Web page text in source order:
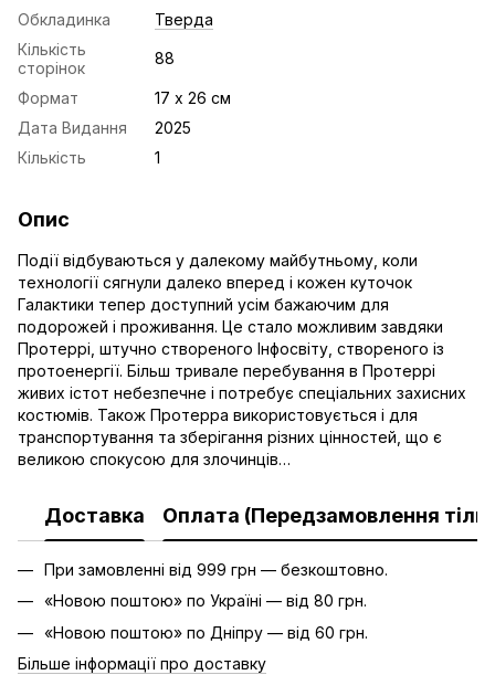
Обкладинка
Тверда
Кількість
сторінок
88
Формат
17 х 26 см
Дата Видання
2025
Кількість
1
Опис
Події відбуваються у далекому майбутньому, коли
технології сягнули далеко вперед і кожен куточок
Галактики тепер доступний усім бажаючим для
подорожей і проживання. Це стало можливим завдяки
Протеррі, штучно створеного Інфосвіту, створеного із
протоенергії. Більш тривале перебування в Протеррі
живих істот небезпечне і потребує спеціальних захисних
костюмів. Також Протерра використовується і для
транспортування та зберігання різних цінностей, що є
великою спокусою для злочинців…
Доставка Оплата (Передзамовлення
При замовленні від 999 грн — безкоштовно.
«Новою поштою» по Україні — від 80 грн.
«Новою поштою» по Дніпру — від 60 грн.
Більше інформації про доставку